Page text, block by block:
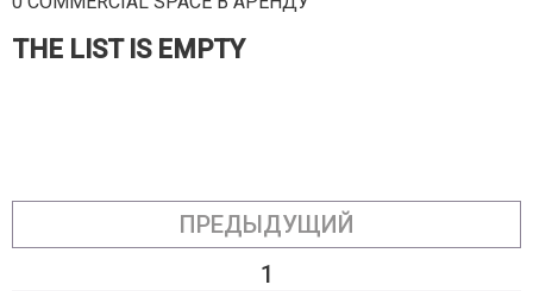
THE LIST IS EMPTY
ПРЕДЫДУЩИЙ
1